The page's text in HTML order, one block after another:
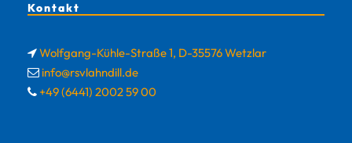
Kontakt
Wolfgang-Kühle-Straße 1, D-35576 Wetzlar
info@rsvlahndill.de
+49 (6441) 2002 59 00